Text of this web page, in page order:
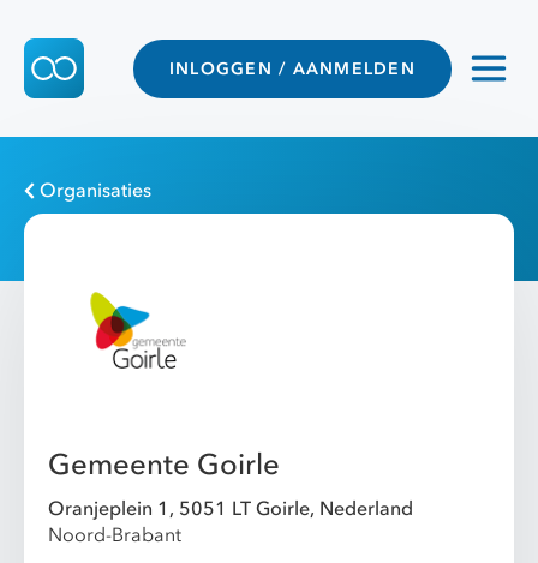
INLOGGEN / AANMELDEN
Organisaties
Gemeente Goirle
Oranjeplein 1, 5051 LT Goirle, Nederland
Noord-Brabant